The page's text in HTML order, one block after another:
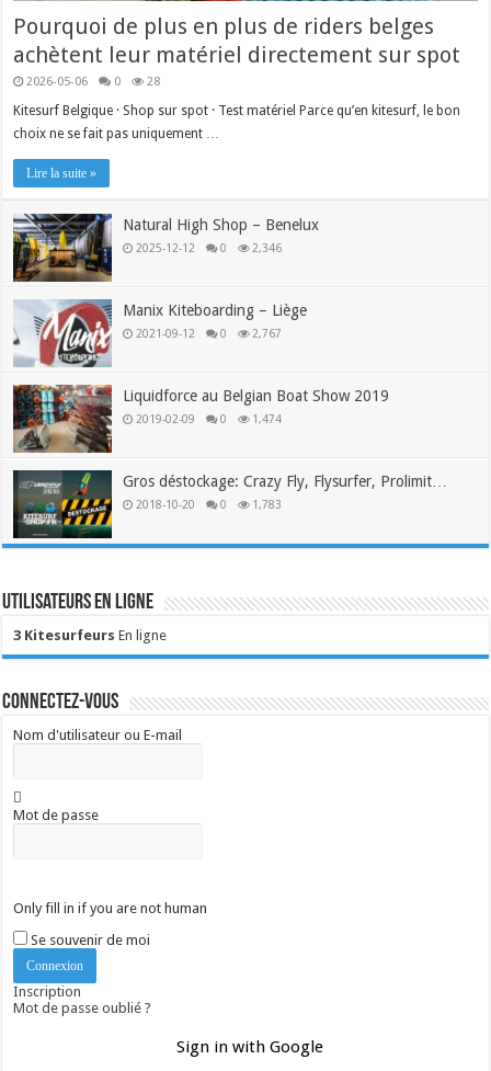
Pourquoi de plus en plus de riders belges
achètent leur matériel directement sur spot
2026-05-06 0 28
Kitesurf Belgique · Shop sur spot · Test matériel Parce qu’en kitesurf, le bon
choix ne se fait pas uniquement …
Lire la suite »
Natural High Shop – Benelux
2025-12-12 0 2,346
Manix Kiteboarding – Liège
2021-09-12 0 2,767
Liquidforce au Belgian Boat Show 2019
2019-02-09 0 1,474
Gros déstockage: Crazy Fly, Flysurfer, Prolimit…
2018-10-20 0 1,783
Utilisateurs en ligne
3 Kitesurfeurs En ligne
Connectez-vous
Nom d'utilisateur ou E-mail
Mot de passe
Only fill in if you are not human
Se souvenir de moi
Inscription
Mot de passe oublié ?
Sign in with Google